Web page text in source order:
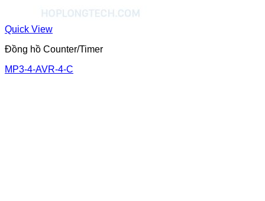
Quick View
Đồng hồ Counter/Timer
MP3-4-AVR-4-C